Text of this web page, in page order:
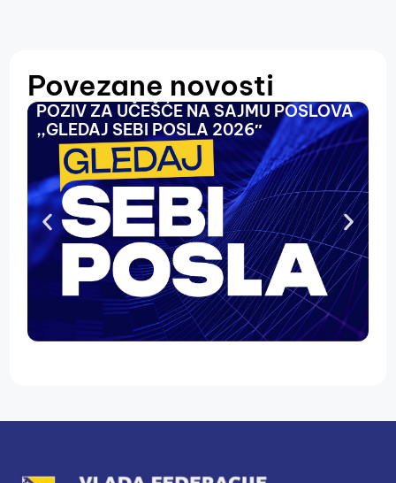
Povezane novosti
POZIV ZA UČEŠĆE NA SAJMU POSLOVA
,,GLEDAJ SEBI POSLA 2026″